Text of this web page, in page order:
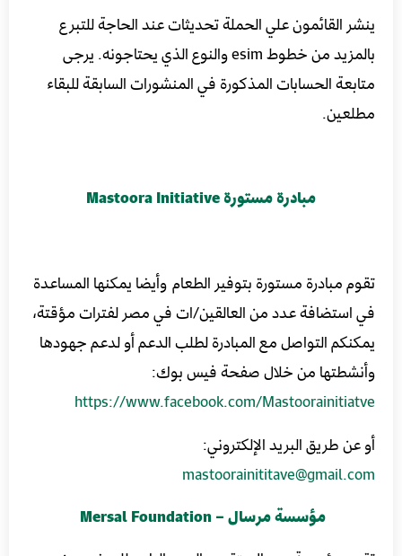
ينشر القائمون علي الحملة تحديثات عند الحاجة للتبرع
بالمزيد من خطوط esim والنوع الذي يحتاجونه. يرجى
متابعة الحسابات المذكورة في المنشورات السابقة للبقاء
مطلعين.
مبادرة مستورة Mastoora Initiative
تقوم مبادرة مستورة بتوفير الطعام وأيضا يمكنها المساعدة
في استضافة عدد من العالقين/ات في مصر لفترات مؤقتة،
يمكنكم التواصل مع المبادرة لطلب الدعم أو لدعم جهودها
وأنشطتها من خلال صفحة فيس بوك:
https://www.facebook.com/Mastoorainitiatve
أو عن طريق البريد الإلكتروني:
mastoorainititave@gmail.com
مؤسسة مرسال – Mersal Foundation